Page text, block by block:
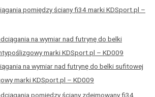
pomiędzy ściany fi34 marki KDSport.pl –
na wymiar nad futrynę do belki sufitowej
marki KDSport.pl – KD009